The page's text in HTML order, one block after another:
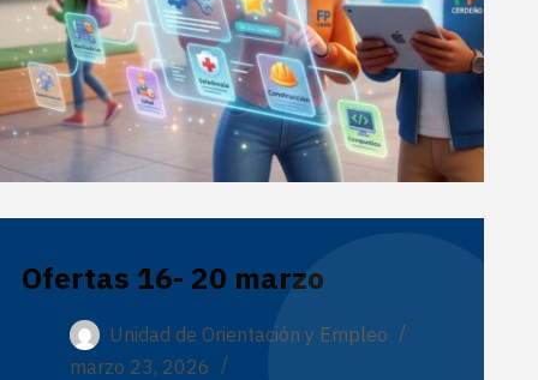
Ofertas 16- 20 marzo
Unidad de Orientación y Empleo
marzo 23, 2026